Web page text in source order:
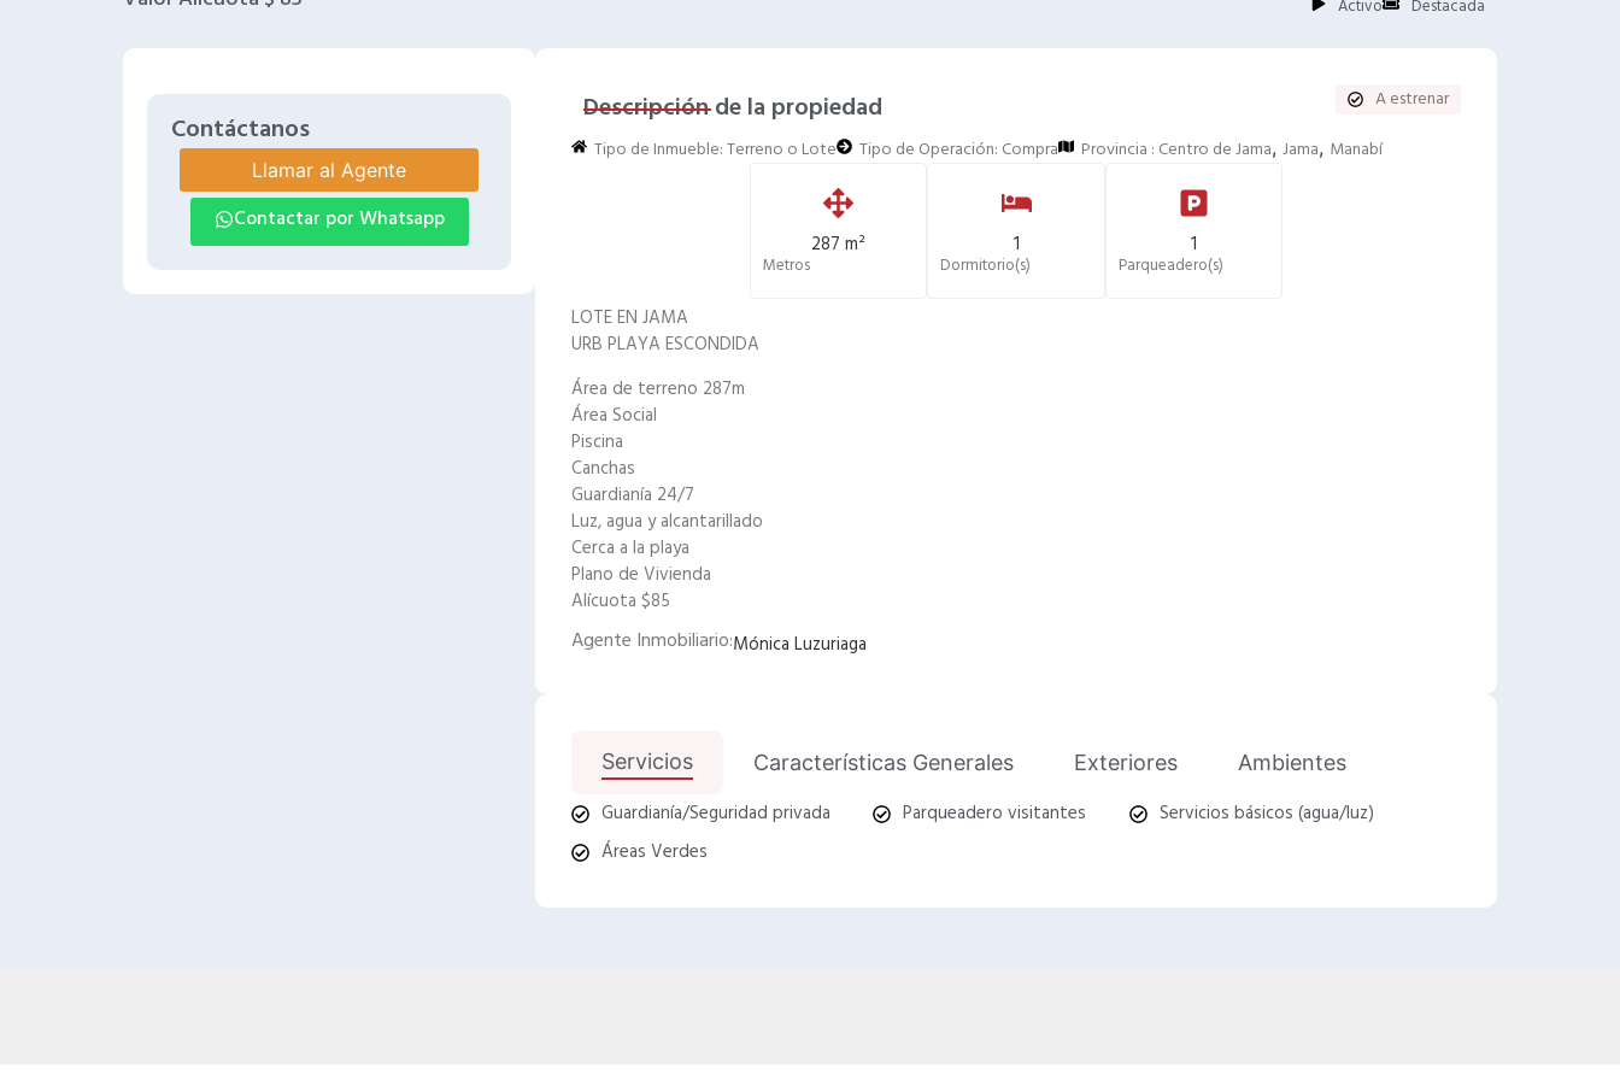
Activo Destacada
Contáctanos
Llamar al Agente
Contactar por Whatsapp
Descripción de la propiedad
A estrenar
Tipo de Inmueble:Terreno o Lote Tipo de Operación: Compra Provincia : Centro de Jama, Jama, Manabí
287 m²
Metros
1
Dormitorio(s)
1
Parqueadero(s)
LOTE EN JAMA
URB PLAYA ESCONDIDA
Área de terreno 287m
Área Social
Piscina
Canchas
Guardianía 24/7
Luz, agua y alcantarillado
Cerca a la playa
Plano de Vivienda
Alícuota $85
Agente Inmobiliario:Mónica Luzuriaga
Servicios Características Generales Exteriores Ambientes
Guardianía/Seguridad privada Parqueadero visitantes
Servicios básicos (agua/luz)
Áreas Verdes